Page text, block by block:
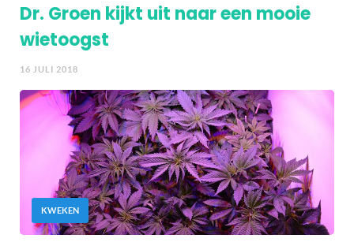
Dr. Groen kijkt uit naar een mooie
wietoogst
16 JULI 2018
KWEKEN